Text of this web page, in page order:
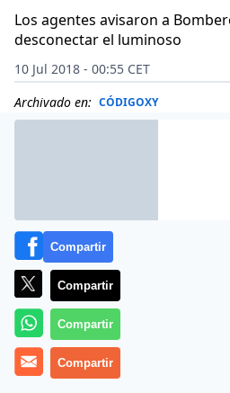
Los agentes avisaron a
desconectar el luminoso
10 Jul 2018 - 00:55 CET
Archivado en: CÓDIGOXY
Compartir
Compartir
Compartir
Compartir